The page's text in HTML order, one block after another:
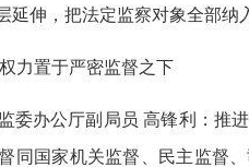
延伸，把法定监察对象全部纳
力置于严密监督之下
委办公厅副局员 高锋利：推
同国家机关监督、民主监督